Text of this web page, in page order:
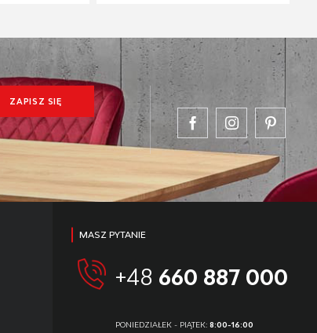
MASZ PYTANIE
+48 660 887 000
PONIEDZIAŁEK - PIĄTEK:8:00-16:00